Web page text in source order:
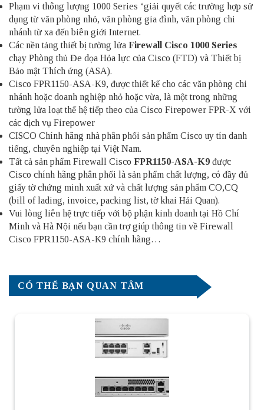
Phạm vi thông lượng 1000 Series ‘giải quyết các trường hợp sử
dụng từ văn phòng nhỏ, văn phòng gia đình, văn phòng chi
nhánh từ xa đến biên giới Internet.
Các nền tảng thiết bị tường lửa Firewall Cisco 1000 Series
chạy Phòng thủ Đe dọa Hỏa lực của Cisco (FTD) và Thiết bị
Bảo mật Thích ứng (ASA).
Cisco FPR1150-ASA-K9, được thiết kế cho các văn phòng chi
nhánh hoặc doanh nghiệp nhỏ hoặc vừa, là một trong những
tường lửa loạt thế hệ tiếp theo của Cisco Firepower FPR-X với
các dịch vụ Firepower
CISCO Chính hãng nhà phân phối sản phẩm Cisco uy tín danh
tiếng, chuyên nghiệp tại Việt Nam.
Tất cả sản phẩm Firewall Cisco FPR1150-ASA-K9 được
Cisco chính hãng phân phối là sản phẩm chất lượng, có đầy đủ
giấy tờ chứng minh xuất xứ và chất lượng sản phẩm CO,CQ
(bill of lading, invoice, packing list, tờ khai Hải Quan).
Vui lòng liên hệ trực tiếp với bộ phận kinh doanh tại Hồ Chí
Minh và Hà Nội nếu bạn cần trợ giúp thông tin về Firewall
Cisco FPR1150-ASA-K9 chính hãng…
CÓ THỂ BẠN QUAN TÂM